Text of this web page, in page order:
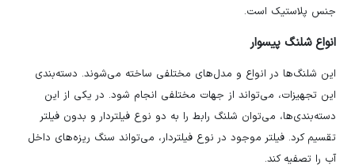
جنس پلاستیک است.
انواع شلنگ پیسوار
این شلنگ‌ها در انواع و مدل‌های مختلفی ساخته می‌شوند. دسته‌بندی
این تجهیزات، می‌تواند از جهات مختلفی انجام شود. در یکی از این
دسته‌بندی‌ها، می‌توان شلنگ رابط را به دو نوع فیلتردار و بدون فیلتر
تقسیم کرد. فیلتر موجود در نوع فیلتردار، می‌تواند سنگ ریزه‌های داخل
آب را تصفیه کند.